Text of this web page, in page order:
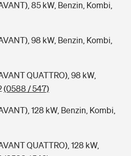
85 kW, Benzin, Kombi,
98 kW, Benzin, Kombi,
QUATTRO), 98 kW,
(0588 / 547)
128 kW, Benzin, Kombi,
QUATTRO), 128 kW,